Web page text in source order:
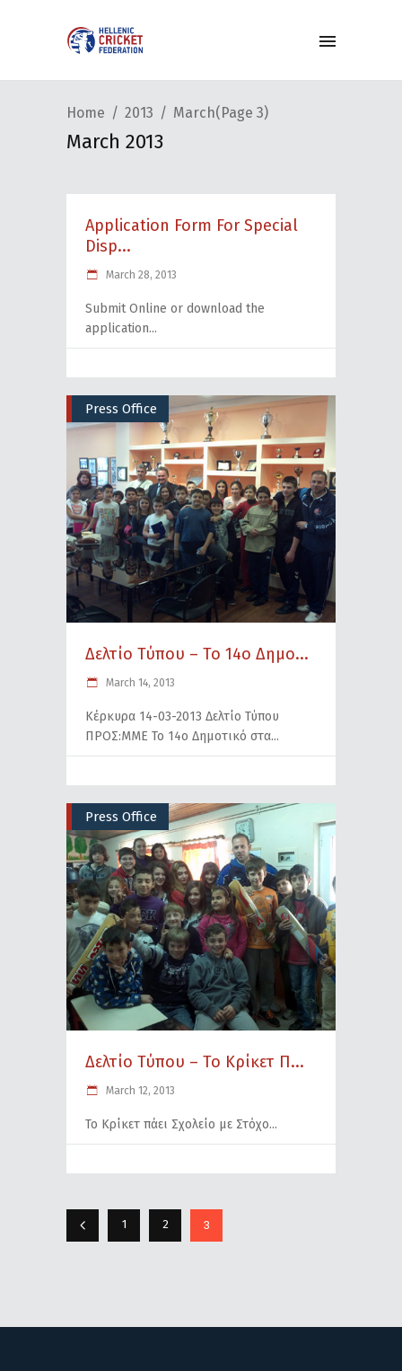
Home 2013 March(Page 3)
March 2013
Application Form For Special
Disp...
March 28, 2013
Submit Online or download the
application
Press Office
Δελτίο Τύπου – Το 14ο Δημο...
March 14, 2013
Κέρκυρα 14-03-2013 Δελτίο Τύπου
ΠΡΟΣ:MME Το 14ο Δημοτικό στα
Press Office
Δελτίο Τύπου – Το Κρίκετ Π...
March 12, 2013
Το Κρίκετ πάει Σχολείο με Στόχο
1 2 3